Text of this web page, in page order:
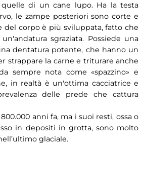
di un cane lupo. Ha la testa
le zampe posteriori sono corte e
corpo è più sviluppata, fatto che
sgraziata. Possiede una
dentatura potente, che hanno un
strappare la carne e triturare anche
sempre nota come «spazzino» e
in realtà è un'ottima cacciatrice e
delle prede che cattura
anni fa, ma i suoi resti, ossa o
in depositi in grotta, sono molto
glaciale.